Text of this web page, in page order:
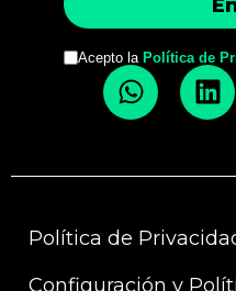
Acepto la Política de
Política de
Configuración y